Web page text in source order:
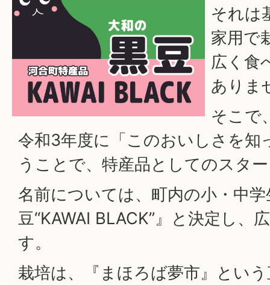
それは
家用で
広く食
ありま
そこで
令和3年度に「このおいしさを知
うことで、特産品としてのスタ
名前については、町内の小・中
豆“KAWAI BLACK”』と決定し、
す。
栽培は、『まほろば夢市』とい